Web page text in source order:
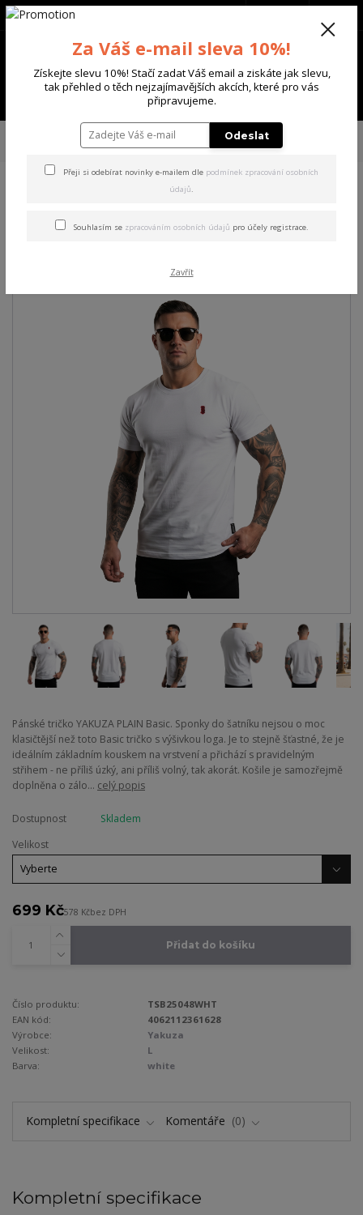
Menu
+420 702 136 620
TRIKA & TÍLKA
Yakuza pánské tričko Plain Regular
Regular Basic T-Shirt
Pánské tričko YAKUZA PLAIN Basic. Sponky do šatníku nejsou o moc
klasičtější než toto Basic tričko s výšivkou loga. Je to stejně šťastné, že je
ideálním základním kouskem na vrstvení a přichází s pravidelným
střihem - ne příliš úzký, ani příliš volný, tak akorát. Košile je samozřejmě
doplněna o zálo... celý popis
Dostupnost
Skladem
Velikost
699 Kč578 Kčbez DPH
Přidat do košíku
Číslo produktu:
TSB25048WHT
EAN kód:
4062112361628
Výrobce:
Yakuza
Velikost:
L
Barva:
white
Kompletní specifikace Komentáře 0
Kompletní specifikace
Za Váš e-mail sleva 10%!
Získejte slevu 10%! Stačí zadat Váš email a ziskáte jak slevu,
tak přehled o těch nejzajímavějších akcích, které pro vás
připravujeme.
Odeslat
Přeji si odebírat novinky e-mailem dle podmínek zpracování osobních
údajů.
Souhlasím se zpracováním osobních údajů pro účely registrace.
Zavřít